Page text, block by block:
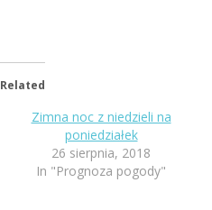
Related
Zimna noc z niedzieli na
poniedziałek
26 sierpnia, 2018
In "Prognoza pogody"